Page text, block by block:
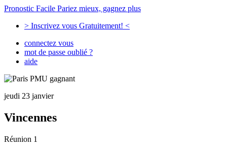
Pronostic Facile Pariez mieux, gagnez plus
> Inscrivez vous Gratuitement! <
connectez vous
mot de passe oublié ?
aide
jeudi 23 janvier
Vincennes
Réunion 1